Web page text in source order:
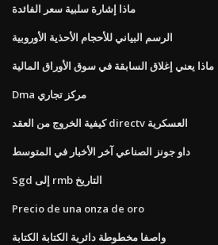
ماذا إشارة سلبية سعر الفائدة
الرسم البياني للأحجام الأحذية الأوروبية
ماذا يعني إغلاق السابقة في سوق الأوراق المالية
Dma مركز تجاري
كيفية الخروج من العقد directv العسكرية
داو جونز الصناعي آخر الأخبار في المتوسط
Sgd إلى rmb التاريخ
Precio de una onza de oro
واصفا مخطوطة دائرية الكتابة الكتابة